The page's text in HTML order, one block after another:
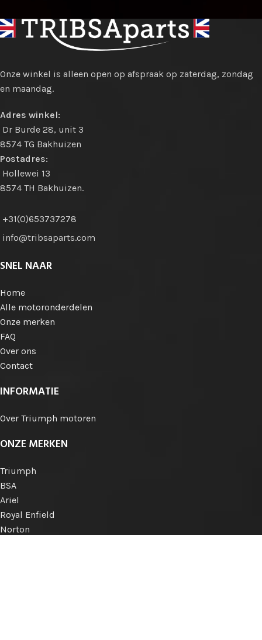
Onze winkel is alleen open op afspraak op zaterdag, zondag
en maandag.
Adres winkel:
Dr Burde 28, unit 3
8574 TG Bakhuizen
Postadres:
Hollewei 13
8574 TH Bakhuizen.
+31(0)653737278
info@tribsaparts.com
SNEL NAAR
Home
Alle motoronderdelen
Onze merken
FAQ
Over ons
Contact
INFORMATIE
Over Triumph motoren
ONZE MERKEN
Triumph
BSA
Ariel
Royal Enfield
Norton